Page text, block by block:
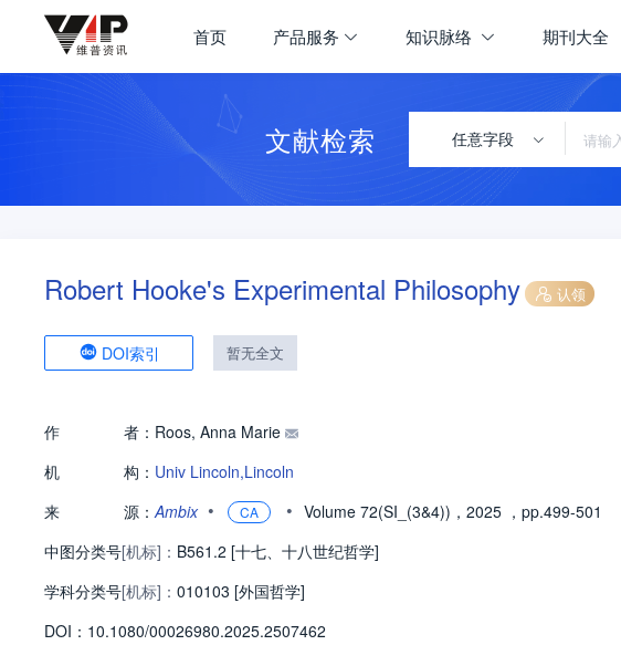
首页 产品服务 知识脉络 期刊大全
文献检索 任意字段
Robert Hooke's Experimental Philosophy 认领
DOI索引 暂无全文
作 者： Roos, Anna Marie
机
构： Univ Lincoln,Lincoln
来
源：Ambix • CA • Volume 72(SI_(3&4))，2025 ，pp.499-501
中图分类号[机标]： B561.2 [十七、十八世纪哲学]
学科分类号[机标]： 010103 [外国哲学]
DOI： 10.1080/00026980.2025.2507462